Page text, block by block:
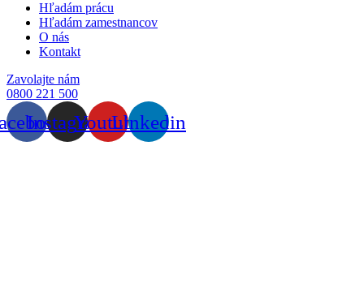
Hľadám prácu
Hľadám zamestnancov
O nás
Kontakt
Zavolajte nám
0800 221 500
InstagramYoutubeLinkedin